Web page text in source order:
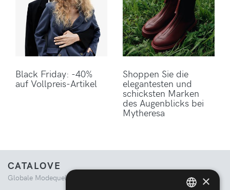
Black Friday: -40%
auf Vollpreis-Artikel
Shoppen Sie die
elegantesten und
schicksten Marken
des Augenblicks bei
Mytheresa
CATALOVE
Globale Modequelle. Kuratiertes Einkaufserlebnis. ×